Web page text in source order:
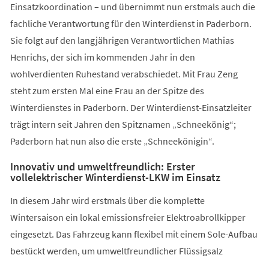
Einsatzkoordination – und übernimmt nun erstmals auch die
fachliche Verantwortung für den Winterdienst in Paderborn.
Sie folgt auf den langjährigen Verantwortlichen Mathias
Henrichs, der sich im kommenden Jahr in den
wohlverdienten Ruhestand verabschiedet. Mit Frau Zeng
steht zum ersten Mal eine Frau an der Spitze des
Winterdienstes in Paderborn. Der Winterdienst-Einsatzleiter
trägt intern seit Jahren den Spitznamen „Schneekönig“;
Paderborn hat nun also die erste „Schneekönigin“.
Innovativ und umweltfreundlich: Erster
vollelektrischer Winterdienst-LKW im Einsatz
In diesem Jahr wird erstmals über die komplette
Wintersaison ein lokal emissionsfreier Elektroabrollkipper
eingesetzt. Das Fahrzeug kann flexibel mit einem Sole-Aufbau
bestückt werden, um umweltfreundlicher Flüssigsalz